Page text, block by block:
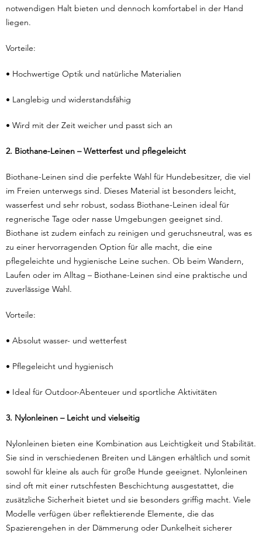
notwendigen Halt bieten und dennoch komfortabel in der Hand
liegen.
Vorteile:
• Hochwertige Optik und natürliche Materialien
• Langlebig und widerstandsfähig
• Wird mit der Zeit weicher und passt sich an
2. Biothane-Leinen – Wetterfest und pflegeleicht
Biothane-Leinen sind die perfekte Wahl für Hundebesitzer, die viel
im Freien unterwegs sind. Dieses Material ist besonders leicht,
wasserfest und sehr robust, sodass Biothane-Leinen ideal für
regnerische Tage oder nasse Umgebungen geeignet sind.
Biothane ist zudem einfach zu reinigen und geruchsneutral, was es
zu einer hervorragenden Option für alle macht, die eine
pflegeleichte und hygienische Leine suchen. Ob beim Wandern,
Laufen oder im Alltag – Biothane-Leinen sind eine praktische und
zuverlässige Wahl.
Vorteile:
• Absolut wasser- und wetterfest
• Pflegeleicht und hygienisch
• Ideal für Outdoor-Abenteuer und sportliche Aktivitäten
3. Nylonleinen – Leicht und vielseitig
Nylonleinen bieten eine Kombination aus Leichtigkeit und Stabilität.
Sie sind in verschiedenen Breiten und Längen erhältlich und somit
sowohl für kleine als auch für große Hunde geeignet. Nylonleinen
sind oft mit einer rutschfesten Beschichtung ausgestattet, die
zusätzliche Sicherheit bietet und sie besonders griffig macht. Viele
Modelle verfügen über reflektierende Elemente, die das
Spazierengehen in der Dämmerung oder Dunkelheit sicherer